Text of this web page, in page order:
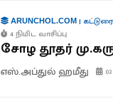
ARUNCHOL.COM| கட்டுரை
4 நிமிட வாசிப்பு
சோழ தூதர்
எஸ்.அப்துல் ஹமீது 03